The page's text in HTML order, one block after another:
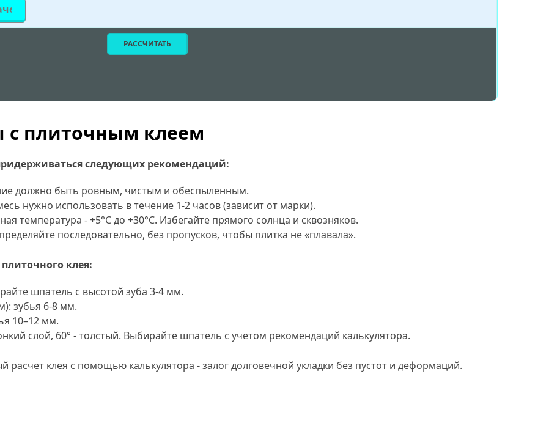
РАССЧИТАТЬ
с плиточным клеем
следующих рекомендаций:
должно быть ровным, чистым и обеспыленным.
нужно использовать в течение 1-2 часов (зависит от марки).
температура - +5°C до +30°C. Избегайте прямого солнца и сквозняков.
последовательно, без пропусков, чтобы плитка не «плавала».
клея:
шпатель с высотой зуба 3-4 мм.
зубья 6-8 мм.
10–12 мм.
слой, 60° - толстый. Выбирайте шпатель с учетом рекомендаций калькулятора.
клея с помощью калькулятора - залог долговечной укладки без пустот и деформаций.